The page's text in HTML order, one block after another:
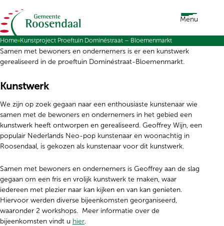
Ga naar de inhoud Menu
Home Kunstproject Proeftuin Dominéstraat – Bloemenmarkt
Samen met bewoners en ondernemers is er een kunstwerk
gerealiseerd in de proeftuin Dominéstraat-Bloemenmarkt.
Kunstwerk
We zijn op zoek gegaan naar een enthousiaste kunstenaar wie
samen met de bewoners en ondernemers in het gebied een
kunstwerk heeft ontworpen en gerealiseerd. Geoffrey Wijn, een
populair Nederlands Neo-pop kunstenaar en woonachtig in
Roosendaal, is gekozen als kunstenaar voor dit kunstwerk.
Samen met bewoners en ondernemers is Geoffrey aan de slag
gegaan om een fris en vrolijk kunstwerk te maken, waar
iedereen met plezier naar kan kijken en van kan genieten.
Hiervoor werden diverse bijeenkomsten georganiseerd,
waaronder 2 workshops. Meer informatie over de
bijeenkomsten vindt u hier.